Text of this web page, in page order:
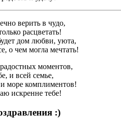
верить в чудо,
расцветать!
дом любви, уюта,
о чем могла мечтать!
моментов,
и всей семье,
море комплиментов!
искренне тебе!
:)